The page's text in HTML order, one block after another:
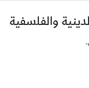
والفلسفية